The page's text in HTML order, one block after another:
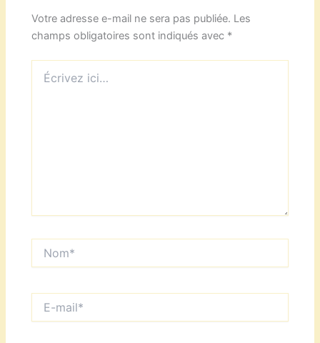
Votre adresse e-mail ne sera pas publiée. Les
champs obligatoires sont indiqués avec *
ici…
mail*